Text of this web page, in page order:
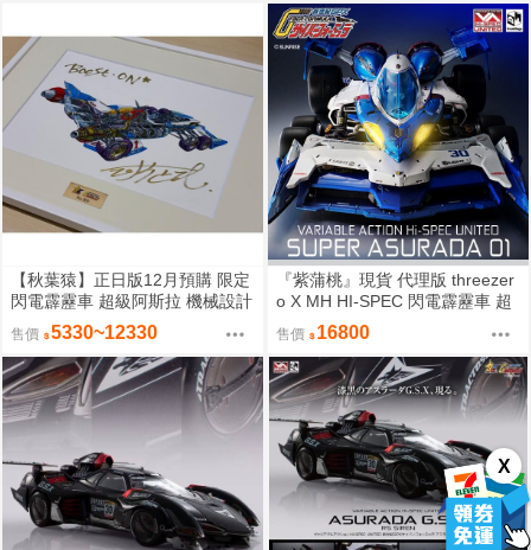
X
【秋葉猿】正日版12月預購 限定
閃電霹靂車 超級阿斯拉 機械設計
河森正治 直筆簽名 複製原畫 35
周年紀念
售價 5330~12330
『紫蒲桃』現貨 代理版 threezer
o X MH HI-SPEC 閃電霹靂車 超
級阿斯拉01 完全變形 附展示盒
售價 16800